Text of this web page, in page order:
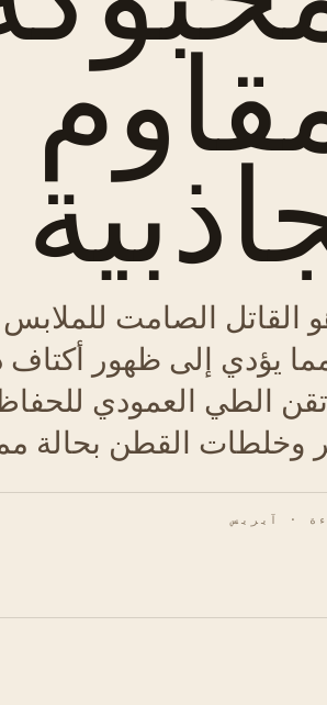
القاتل الصامت
يؤدي إلى ظهور أكتاف
الطي العمودي
وخلطات القطن بحالة